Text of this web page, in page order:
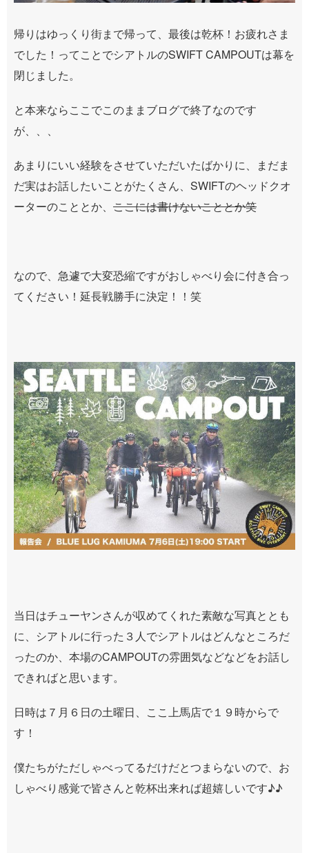
帰りはゆっくり街まで帰って、最後は乾杯！お疲れさま
でした！ってことでシアトルのSWIFT CAMPOUTは幕を
閉じました。
と本来ならここでこのままブログで終了なのです
が、、、
あまりにいい経験をさせていただいたばかりに、まだま
だ実はお話したいことがたくさん、SWIFTのヘッドクオ
ーターのこととか、 ここには書けないこととか笑
なので、急遽で大変恐縮ですがおしゃべり会に付き合っ
てください！延長戦勝手に決定！！笑
当日はチューヤンさんが収めてくれた素敵な写真ととも
に、シアトルに行った３人でシアトルはどんなところだ
ったのか、本場のCAMPOUTの雰囲気などなどをお話し
できればと思います。
日時は７月６日の土曜日、ここ上馬店で１９時からで
す！
僕たちがただしゃべってるだけだとつまらないので、お
しゃべり感覚で皆さんと乾杯出来れば超嬉しいです♪♪